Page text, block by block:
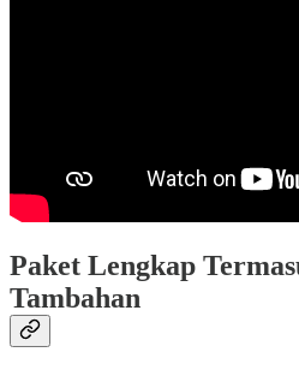
Paket Lengkap
Tambahan